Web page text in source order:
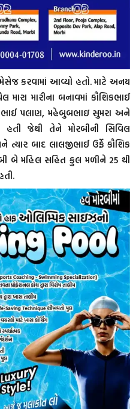
મેસેજ કરવામાં આવ્યો હતો. માટે અનય
મારા મારીના બનાવમાં કૌશિકભાઈ
પલાણ, મહેબુબભાઇ સુમરા અને
જેથી તેને મોરબીની સિવિલ
બાદ લાલજીભાઈ ઉર્ફે કૌશિક
બે મહિલ સહિત કુલ મળીને 25 થી